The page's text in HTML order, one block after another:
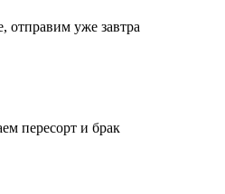
отправим уже завтра
пересорт и брак